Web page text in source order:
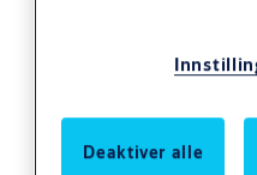
Deaktiver alle